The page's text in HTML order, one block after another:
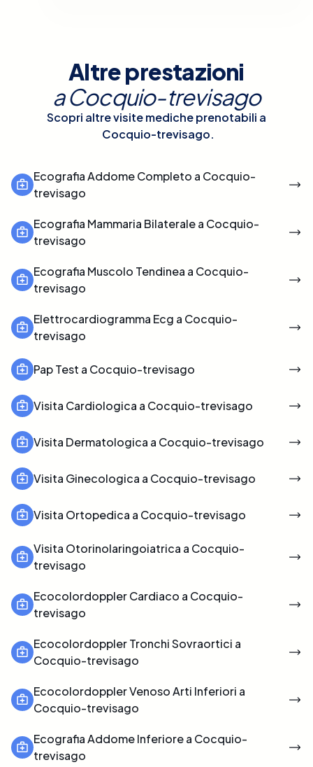
Altre prestazioni
aCocquio-trevisago
Scopri altre visite mediche prenotabili a
Cocquio-trevisago.
Ecografia Addome Completo a Cocquio-
trevisago
Ecografia Mammaria Bilaterale a Cocquio-
trevisago
Ecografia Muscolo Tendinea a Cocquio-
trevisago
Elettrocardiogramma Ecg a Cocquio-
trevisago
Pap Test a Cocquio-trevisago
Visita Cardiologica a Cocquio-trevisago
Visita Dermatologica a Cocquio-trevisago
Visita Ginecologica a Cocquio-trevisago
Visita Ortopedica a Cocquio-trevisago
Visita Otorinolaringoiatrica a Cocquio-
trevisago
Ecocolordoppler Cardiaco a Cocquio-
trevisago
Ecocolordoppler Tronchi Sovraortici a
Cocquio-trevisago
Ecocolordoppler Venoso Arti Inferiori a
Cocquio-trevisago
Ecografia Addome Inferiore a Cocquio-
trevisago